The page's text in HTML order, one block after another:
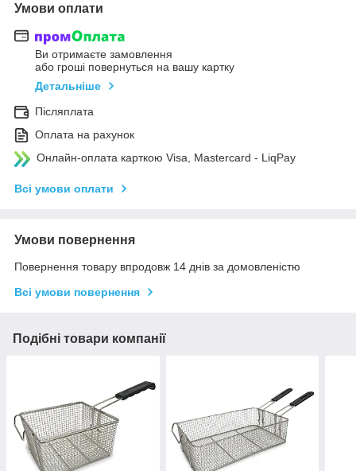
Умови оплати
Ви отримаєте замовлення
або гроші повернуться на вашу картку
Детальніше
Післяплата
Оплата на рахунок
Онлайн-оплата карткою Visa, Mastercard - LiqPay
Всі умови оплати
Умови повернення
Повернення товару впродовж 14 днів за домовленістю
Всі умови повернення
Подібні товари компанії